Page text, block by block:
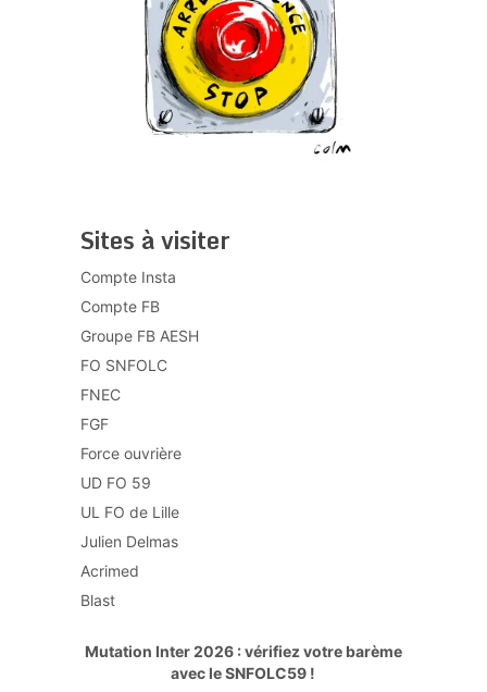
Sites à visiter
Compte Insta
Compte FB
Groupe FB AESH
FO SNFOLC
FNEC
FGF
Force ouvrière
UD FO 59
UL FO de Lille
Julien Delmas
Acrimed
Blast
Mutation Inter 2026 : vérifiez votre barème
avec le SNFOLC59 !